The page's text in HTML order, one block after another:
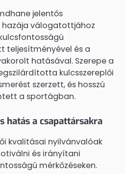
jelentős
válogatottjához
teljesítményével és a
hatásával. Szerepe a
kulcsszereplői
szerzett, és hosszú
a sportágban.
hatás a csapattársakra
kvalitásai nyilvánvalóak
és irányítani
mérkőzéseken.